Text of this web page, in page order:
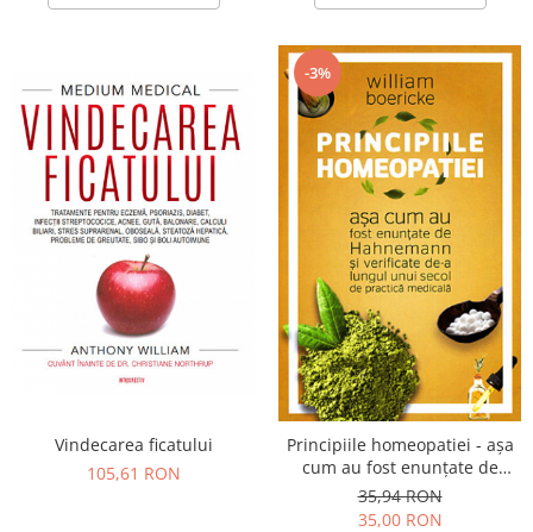
Vindecarea ficatului
105,61 RON
-3%
Principiile homeopatiei - aşa
cum au fost enunţate de
Hahnemann şi verificate de
un secol de practică medicală
35,94 RON
35,00 RON